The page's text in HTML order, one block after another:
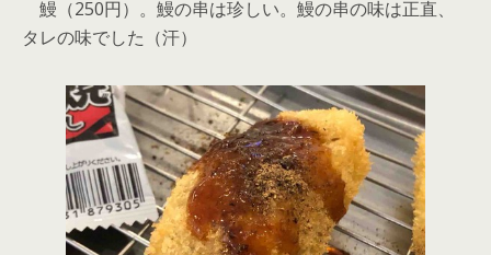
鰻（250円）。鰻の串は珍しい。鰻の串の味は正直、
タレの味でした（汗）